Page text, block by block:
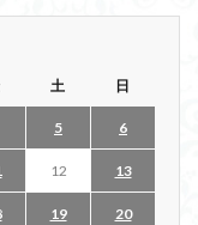
土 日
5 6
12 13
19 20